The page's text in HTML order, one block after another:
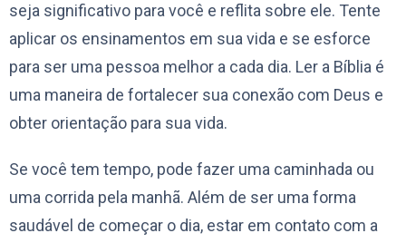
seja significativo para você e reflita sobre ele. Tente
aplicar os ensinamentos em sua vida e se esforce
para ser uma pessoa melhor a cada dia. Ler a Bíblia é
uma maneira de fortalecer sua conexão com Deus e
obter orientação para sua vida.
Se você tem tempo, pode fazer uma caminhada ou
uma corrida pela manhã. Além de ser uma forma
saudável de começar o dia, estar em contato com a